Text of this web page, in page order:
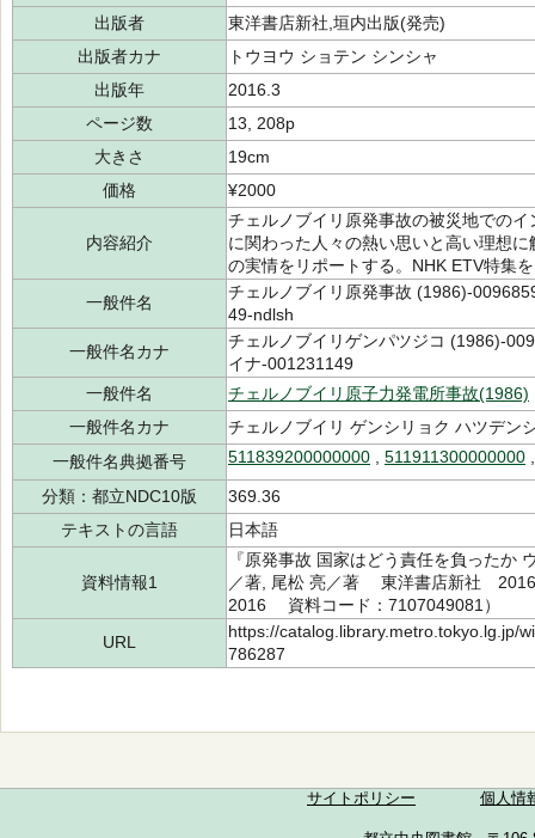
出版者
東洋書店新社,垣内出版(発売)
出版者カナ
トウヨウ ショテン シンシャ
出版年
2016.3
ページ数
13, 208p
大きさ
19cm
価格
¥2000
内容紹介
チェルノブイリ原発事故の被災地での
に関わった人々の熱い思いと高い理想
の実情をリポートする。NHK ETV特集
一般件名
チェルノブイリ原発事故 (1986)-
49-ndlsh
一般件名カナ
チェルノブイリゲンパツジコ (1986)-
イナ-001231149
一般件名
チェルノブイリ原子力発電所事故(1986)
一般件名カナ
チェルノブイリ ゲンシリョク ハツデン
一般件名典拠番号
511839200000000 511911300000000
分類：都立NDC10版
369.36
テキストの言語
日本語
資料情報1
『原発事故 国家はどう責任を負った
／著, 尾松 亮／著 東洋書店新社
2016 資料コード：7107049081）
URL
https://catalog.library.metro.tokyo.lg.jp/
786287
サイトポリシー 個人情